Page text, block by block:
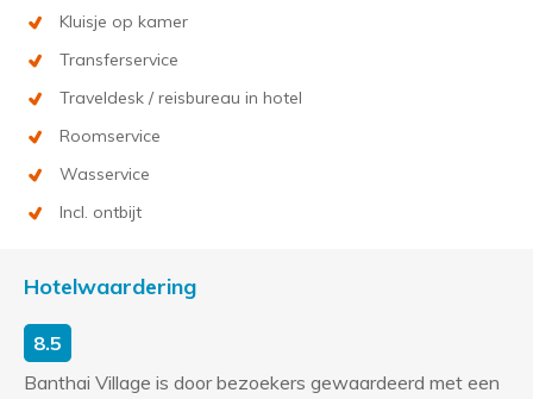
Kluisje op kamer
Transferservice
Traveldesk / reisbureau in hotel
Roomservice
Wasservice
Incl. ontbijt
Hotelwaardering
8.5
Banthai Village is door bezoekers gewaardeerd met een